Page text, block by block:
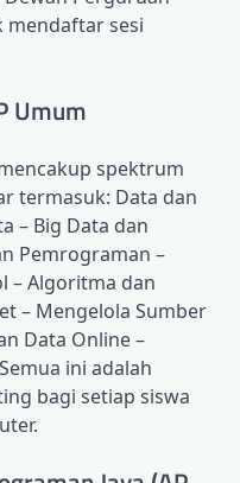
mendaftar sesi
Umum
spektrum
termasuk: Data dan
– Big Data dan
Pemrograman –
– Algoritma dan
– Mengelola Sumber
Data Online –
ini adalah
bagi setiap siswa